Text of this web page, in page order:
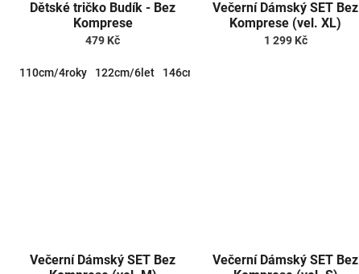
Dětské tričko Budík - Bez
Komprese
479 Kč
110cm/4roky 122cm/6let 146cm/10let
Večerní Dámský SET Bez
Komprese (vel. XL)
1 299 Kč
Večerní Dámský SET Bez
Večerní Dámský SET Bez